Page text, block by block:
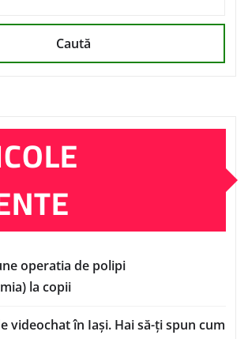
Caută
operatia de polipi
la copii
videochat în Iași. Hai să-ți spun cum